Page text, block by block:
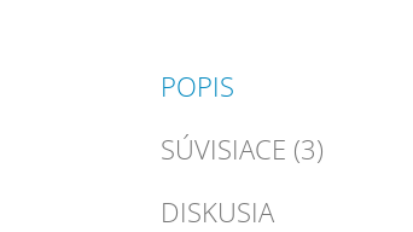
POPIS
SÚVISIACE (3)
DISKUSIA